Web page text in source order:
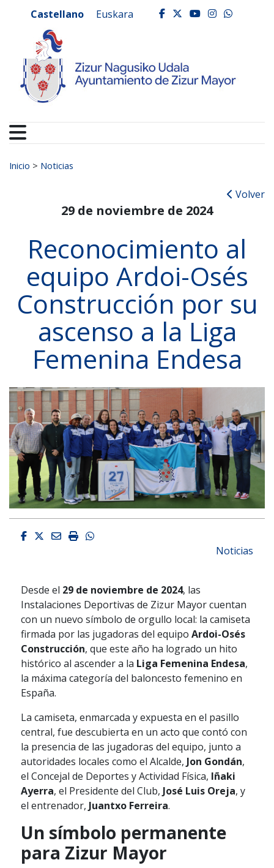
Ayuntamiento de
Castellano Euskara facebook
twitter
youtube
Buscar:
Inicio > Noticias
Volver
29 de noviembre de 2024
Reconocimiento al
equipo Ardoi-Osés
Construcción por su
ascenso a la Liga
Femenina Endesa
Facebook
Twitter
EmailImprimirWhatsapp
Noticias
Desde el 29 de noviembre de 2024, las
Instalaciones Deportivas de Zizur Mayor cuentan
con un nuevo símbolo de orgullo local: la camiseta
firmada por las jugadoras del equipo Ardoi-Osés
Construcción, que este año ha logrado un hito
histórico al ascender a la Liga Femenina Endesa,
la máxima categoría del baloncesto femenino en
España.
La camiseta, enmarcada y expuesta en el pasillo
central, fue descubierta en un acto que contó con
la presencia de las jugadoras del equipo, junto a
autoridades locales como el Alcalde, Jon Gondán,
el Concejal de Deportes y Actividad Física, Iñaki
Ayerra, el Presidente del Club, José Luis Oreja, y
el entrenador, Juantxo Ferreira.
Un símbolo permanente
para Zizur Mayor